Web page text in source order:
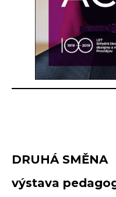
DRUHÁ SMĚNA
výstava